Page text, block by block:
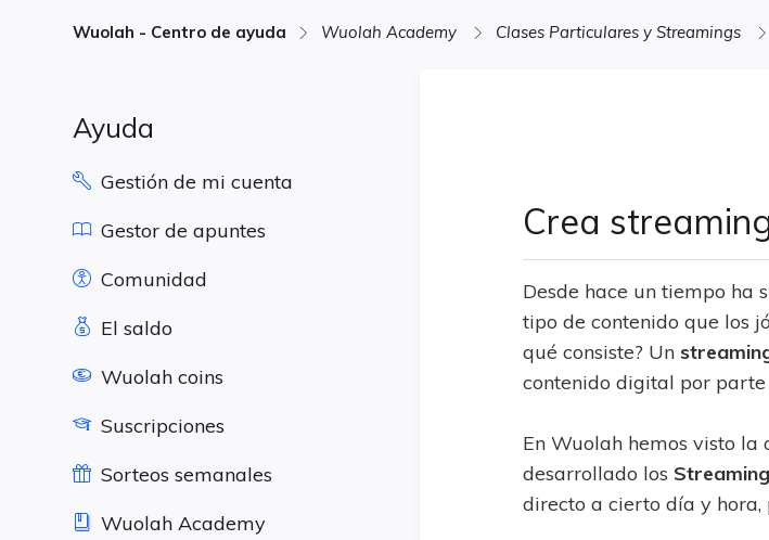
Wuolah - Centro de ayuda Wuolah Academy Clases Particulares y Streamings
Ayuda
Gestión de mi cuenta
Gestor de apuntes
Comunidad
El saldo
Wuolah coins
Suscripciones
Sorteos semanales
Wuolah Academy
Crea
Desde hace un tiempo ha
tipo de contenido que los
qué consiste? Un
contenido digital por parte
En Wuolah hemos visto la
desarrollado los
directo a cierto día y hora,